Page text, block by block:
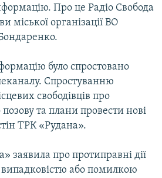
Про це Радіо Свобода
міської організації ВО
було спростовано
Спростуванню
свободівців про
позову та плани провести нові
ТРК «Рудана».
заявила про протиправні дії
випадковістю або помилкою